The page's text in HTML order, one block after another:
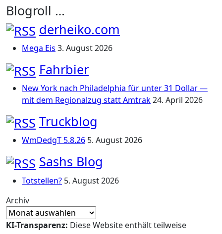
Blogroll …
derheiko.com
Mega Eis 3. August 2026
Fahrbier
New York nach Philadelphia für unter 31 Dollar —
mit dem Regionalzug statt Amtrak24. April 2026
Truckblog
WmDedgT 5.8.26 5. August 2026
Sashs Blog
Totstellen? 5. August 2026
Archiv
KI-Transparenz: Diese Website enthält teilweise